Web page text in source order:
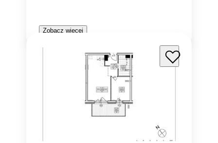
Zobacz więcej